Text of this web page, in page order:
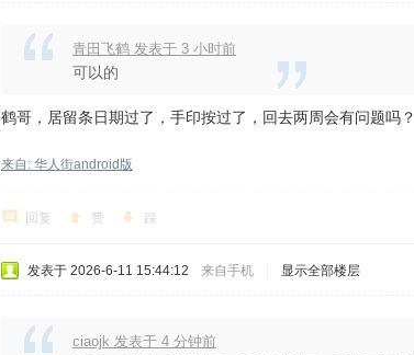
青田飞鹤 发表于 3 小时前
可以的
鹤哥，居留条日期过了，手印按过了，回去两周会有问题吗？
来自: 华人街android版
回复 赞 踩
发表于 2026-6-11 15:44:12 来自手机 显示全部楼层
ciaojk 发表于 4 分钟前